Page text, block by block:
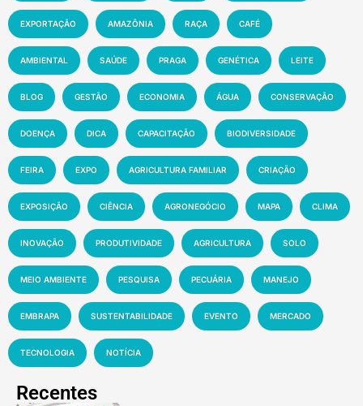
EXPORTAÇÃO AMAZÔNIA RAÇA CAFÉ
AMBIENTAL SAÚDE PRAGA GENÉTICA LEITE
BLOG GESTÃO ECONOMIA ÁGUA CONSERVAÇÃO
DOENÇA DICA CAPACITAÇÃO BIODIVERSIDADE
FEIRA EXPO AGRICULTURA FAMILIAR CRIAÇÃO
EXPOSIÇÃO CIÊNCIA AGRONEGÓCIO MAPA CLIMA
INOVAÇÃO PRODUTIVIDADE AGRICULTURA SOLO
MEIO AMBIENTE PESQUISA PECUÁRIA MANEJO
EMBRAPA SUSTENTABILIDADE EVENTO MERCADO
TECNOLOGIA NOTÍCIA
Recentes